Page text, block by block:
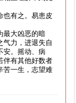
也有之。易患皮
最大凶恶的暗
气力，进退失自
安。摇动、病
伴有其他好数者
苦一生，志望难